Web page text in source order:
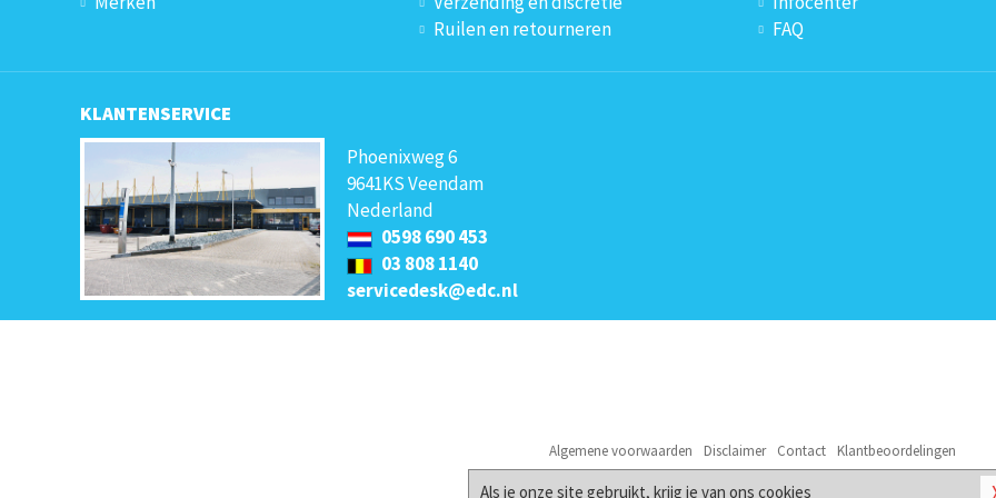
Ruilen en retourneren
FAQ
KLANTENSERVICE
Phoenixweg 6
9641KS Veendam
Nederland
0598 690 453
03 808 1140
servicedesk@edc.nl
Algemene voorwaarden Disclaimer Contact Klantbeoordelingen
© 2026Lesbiwinkel.nl
Als je onze site gebruikt, krijg je van ons cookies